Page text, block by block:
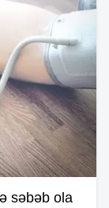
səbəb ola